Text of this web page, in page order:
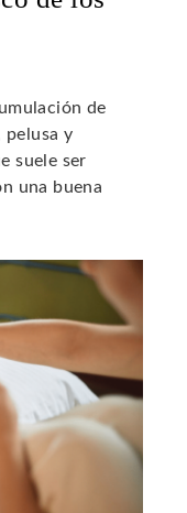
de
pelusa y
suele ser
una buena